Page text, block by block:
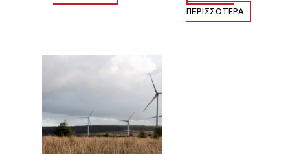
ΠΕΡΙΣΣΌΤΕΡΑ